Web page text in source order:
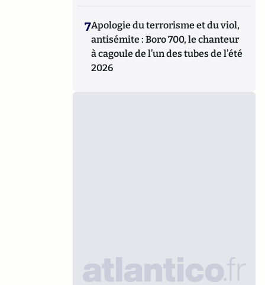
7Apologie du terrorisme et du viol,
antisémite : Boro 700, le chanteur
à cagoule de l’un des tubes de l’été
2026